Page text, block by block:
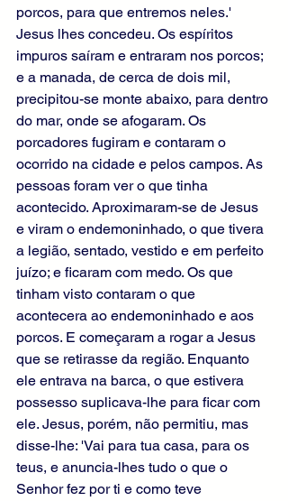
porcos, para que entremos neles.'
Jesus lhes concedeu. Os espíritos
impuros saíram e entraram nos porcos;
e a manada, de cerca de dois mil,
precipitou-se monte abaixo, para dentro
do mar, onde se afogaram. Os
porcadores fugiram e contaram o
ocorrido na cidade e pelos campos. As
pessoas foram ver o que tinha
acontecido. Aproximaram-se de Jesus
e viram o endemoninhado, o que tivera
a legião, sentado, vestido e em perfeito
juízo; e ficaram com medo. Os que
tinham visto contaram o que
acontecera ao endemoninhado e aos
porcos. E começaram a rogar a Jesus
que se retirasse da região. Enquanto
ele entrava na barca, o que estivera
possesso suplicava-lhe para ficar com
ele. Jesus, porém, não permitiu, mas
disse-lhe: 'Vai para tua casa, para os
teus, e anuncia-lhes tudo o que o
Senhor fez por ti e como teve